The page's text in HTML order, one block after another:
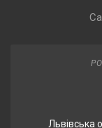
Львівська